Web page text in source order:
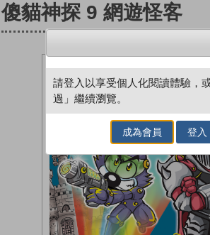
傻貓神探 9 網遊怪客
請登入以享受個人化閱讀體驗，
過」繼續瀏覽。
成為會員 登入